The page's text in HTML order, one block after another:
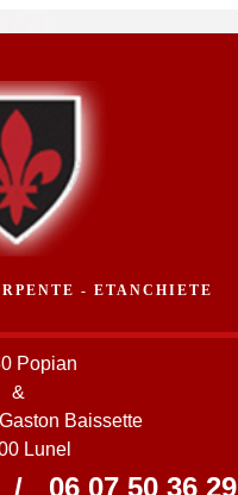
- ETANCHIETE
Popian
&
Baissette
Lunel
/ 06 07 50 36 29